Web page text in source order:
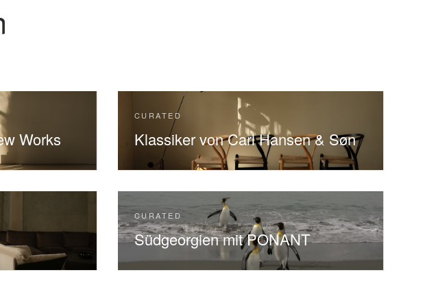
Works
CURATED
Klassiker von Carl Hansen & Søn
CURATED
Südgeorgien mit PONANT